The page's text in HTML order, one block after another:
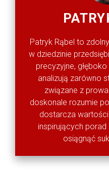
Patryk Rąbel to
w dziedzinie
precyzyjne,
analizują zarówno
związane z
doskonale rozumie
dostarcza
inspirujących
osiągnąć